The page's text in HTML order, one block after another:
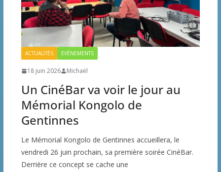
ACTUALITÉS EVÉNEMENTS
18 juin 2026 Michaël
Un CinéBar va voir le jour au
Mémorial Kongolo de
Gentinnes
Le Mémorial Kongolo de Gentinnes accueillera, le
vendredi 26 juin prochain, sa première soirée CinéBar.
Derrière ce concept se cache une